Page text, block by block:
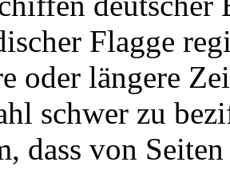
Flagge
oder längere
schwer zu
dass von